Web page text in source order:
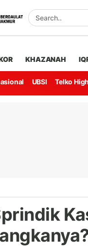
KHAZANAH
UBSI Telko